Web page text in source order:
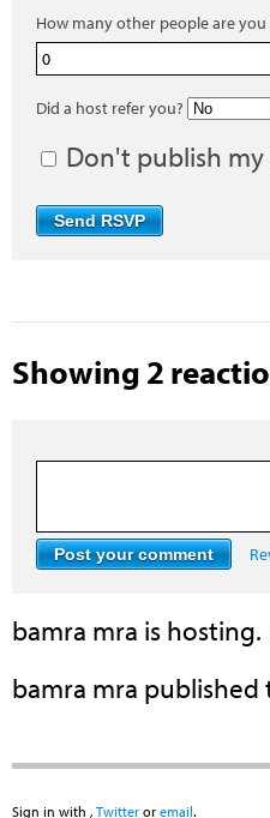
How many other people are
Did a host refer you?
Don't publish my
Showing 2
bamra mra is hosting.
bamra mra published
Sign in with , Twitter or email.